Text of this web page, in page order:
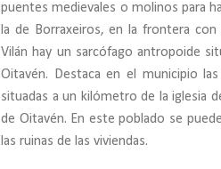
puentes medievales o molinos para
la de Borraxeiros, en la frontera
Vilán hay un sarcófago antropoide
Oitavén. Destaca en el municipio
situadas a un kilómetro de la iglesia
de Oitavén. En este poblado se
las ruinas de las viviendas.